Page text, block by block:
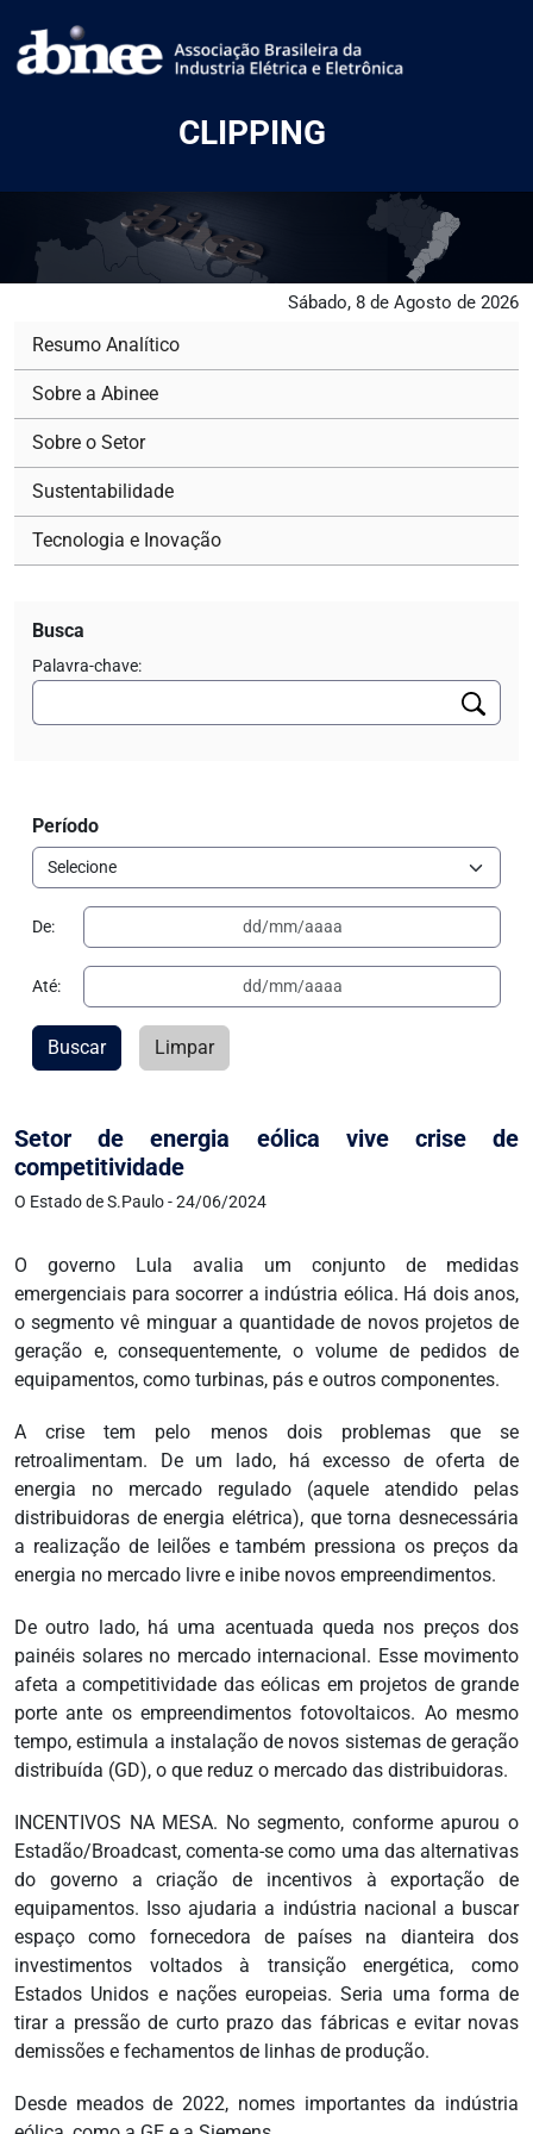
CLIPPING
Sábado, 8 de Agosto de 2026
Setor de energia eólica vive crise de
competitividade
O Estado de S.Paulo - 24/06/2024
O governo Lula avalia um conjunto de medidas
emergenciais para socorrer a indústria eólica. Há dois anos,
o segmento vê minguar a quantidade de novos projetos de
geração e, consequentemente, o volume de pedidos de
equipamentos, como turbinas, pás e outros componentes.
A crise tem pelo menos dois problemas que se
retroalimentam. De um lado, há excesso de oferta de
energia no mercado regulado (aquele atendido pelas
distribuidoras de energia elétrica), que torna desnecessária
a realização de leilões e também pressiona os preços da
energia no mercado livre e inibe novos empreendimentos.
De outro lado, há uma acentuada queda nos preços dos
painéis solares no mercado internacional. Esse movimento
afeta a competitividade das eólicas em projetos de grande
porte ante os empreendimentos fotovoltaicos. Ao mesmo
tempo, estimula a instalação de novos sistemas de geração
distribuída (GD), o que reduz o mercado das distribuidoras.
INCENTIVOS NA MESA. No segmento, conforme apurou o
Estadão/Broadcast, comenta-se como uma das alternativas
do governo a criação de incentivos à exportação de
equipamentos. Isso ajudaria a indústria nacional a buscar
espaço como fornecedora de países na dianteira dos
investimentos voltados à transição energética, como
Estados Unidos e nações europeias. Seria uma forma de
tirar a pressão de curto prazo das fábricas e evitar novas
demissões e fechamentos de linhas de produção.
Desde meados de 2022, nomes importantes da indústria
Resumo Analítico
Sobre a Abinee
Sobre o Setor
Sustentabilidade
Tecnologia e Inovação
Busca
Palavra-chave:
Período
De:
Até:
Buscar Limpar